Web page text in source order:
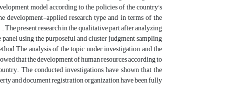
model according to the policies of the country's
development-applied research type and in terms of the
present research in the qualitative part after analyzing
using the purposeful and cluster judgment sampling
The analysis of the topic under investigation and the
that the development of human resources according to
The conducted investigations have shown that the
and document registration organization have been fully